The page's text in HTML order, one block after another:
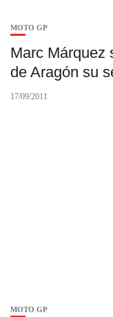
MOTO GP
Marc Márquez
de Aragón su
17/09/2011
MOTO GP